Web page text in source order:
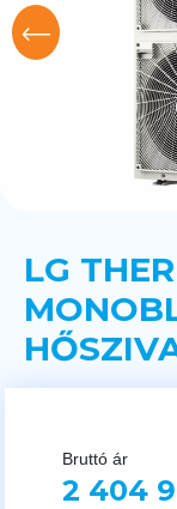
LG
Bruttó ár
2 404